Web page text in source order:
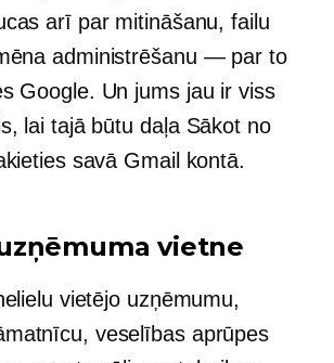
arī par mitināšanu, failu
administrēšanu — par to
Google. Un jums jau ir viss
lai tajā būtu daļa Sākot no
savā Gmail kontā.
vietne
vietējo uzņēmumu,
veselības aprūpes